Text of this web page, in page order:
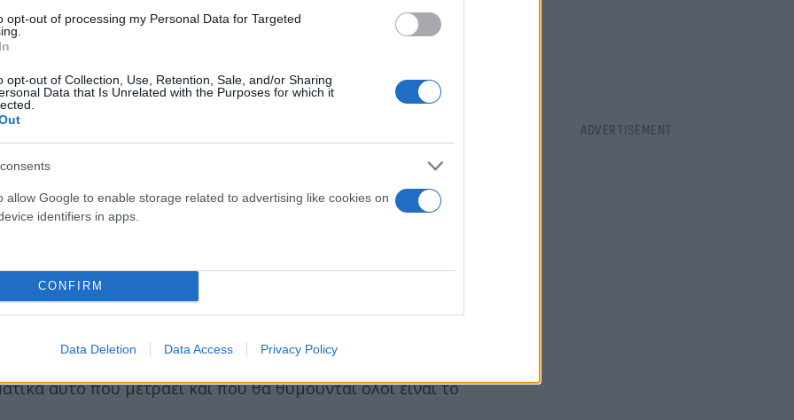
opt-out of processing my Personal Data for Targeted
opt-out of Collection, Use, Retention, Sale, and/or Sharing
Data that Is Unrelated with the Purposes for which it
allow Google to enable storage related to advertising like cookies on
identifiers in apps.
CONFIRM
Data Deletion Data Access Privacy Policy
«πυλώνες» της δημιουργίας του
κομβικοί παίκτες για το επιθετικό κομμάτι του
ρεβάνς στην ουδέτερη Πολωνία. Ο ένας, έγινε η
έχει γίνει το... μεταγραφικό σίριαλ του φετινού
έμειναν εκτός με προβλήματα τραυματισμών.
με ένα άριστο τακτικά πλάνο. Μια ομάδα, που «έσβησε»
η οποία σε 8 επίσημους αγώνες έως τώρα, έχει
στο επιθετικό τρίτο (ακόμα και με παίκτη παραπάνω μετά
αυτό που μετράει και που θα θυμούνται όλοι είναι το